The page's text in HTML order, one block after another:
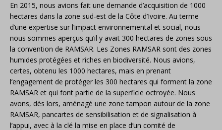
En 2015, nous avions fait une demande d’acquisition de 1000
hectares dans la zone sud-est de la Côte d’Ivoire. Au terme
d’une expertise sur l’impact environnemental et social, nous
nous sommes aperçus qu’il y avait 300 hectares de zones sous
la convention de RAMSAR. Les Zones RAMSAR sont des zones
humides protégées et riches en biodiversité. Nous avions,
certes, obtenu les 1000 hectares, mais en prenant
l’engagement de protéger les 300 hectares qui forment la zone
RAMSAR et qui font partie de la superficie octroyée. Nous
avons, dès lors, aménagé une zone tampon autour de la zone
RAMSAR, pancartes de sensibilisation et de signalisation à
l’appui, avec à la clé la mise en place d’un comité de